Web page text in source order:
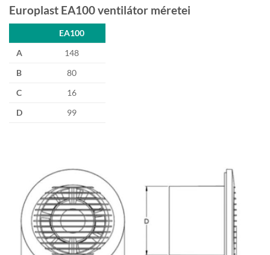
Europlast EA100 ventilátor méretei
A
148
B
80
C
16
D
99
EA100